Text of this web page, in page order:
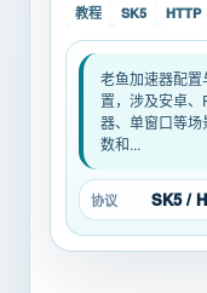
教程 SK5 HTTP
老鱼加速器配
置，涉及安卓
器、单窗口等
数和...
协议